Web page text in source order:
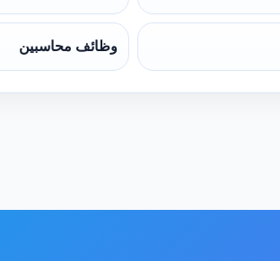
وظائف محاسبين